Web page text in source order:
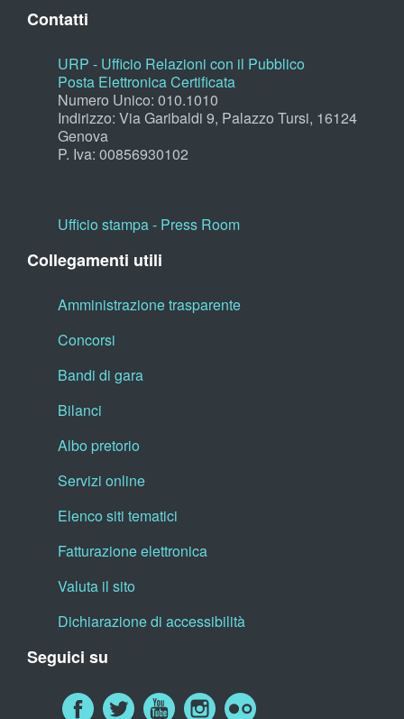
Contatti
URP - Ufficio Relazioni con il Pubblico
Posta Elettronica Certificata
Numero Unico: 010.1010
Indirizzo: Via Garibaldi 9, Palazzo Tursi, 16124
Genova
P. Iva: 00856930102
Ufficio stampa - Press Room
Collegamenti utili
Amministrazione trasparente
Concorsi
Bandi di gara
Bilanci
Albo pretorio
Servizi online
Elenco siti tematici
Fatturazione elettronica
Valuta il sito
Dichiarazione di accessibilità
Seguici su